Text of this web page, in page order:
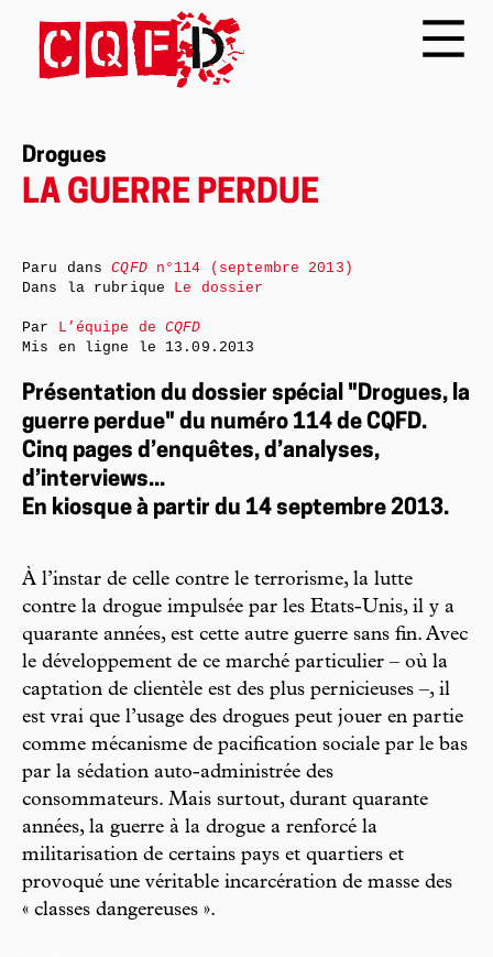
Drogues
LA GUERRE PERDUE
Présentation du dossier spécial "Drogues, la
guerre perdue" du numéro 114 de CQFD.
Cinq pages d’enquêtes, d’analyses,
d’interviews...
En kiosque à partir du 14 septembre 2013.
À l’instar de celle contre le terrorisme, la lutte
contre la drogue impulsée par les Etats-Unis, il y a
quarante années, est cette autre guerre sans fin. Avec
le développement de ce marché particulier – où la
captation de clientèle est des plus pernicieuses –, il
est vrai que l’usage des drogues peut jouer en partie
comme mécanisme de pacification sociale par le bas
par la sédation auto-administrée des
consommateurs. Mais surtout, durant quarante
années, la guerre à la drogue a renforcé la
militarisation de certains pays et quartiers et
provoqué une véritable incarcération de masse des
« classes dangereuses ».
Paru dansCQFDn°114 (septembre 2013)
Dans la rubrique Le dossier
Par L’équipe deCQFD
Mis en ligne le 13.09.2013